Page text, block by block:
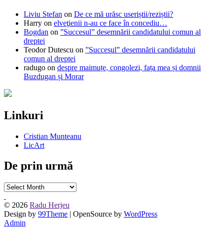
Liviu Stefan on De ce mă urăsc useriștii/reziștii?
Harry on elveţienii n-au ce face în concediu…
Bogdan on ”Succesul” desemnării candidatului comun al
dreptei
Teodor Dutescu on ”Succesul” desemnării candidatului
comun al dreptei
radugo on despre maimuțe, congolezi, fața mea și domnii
Buzdugan și Morar
Linkuri
Cristian Munteanu
LicArt
De prin urmă
De
urmă
© 2026 Radu Herjeu
Design by 99Theme | OpenSource by WordPress
Admin